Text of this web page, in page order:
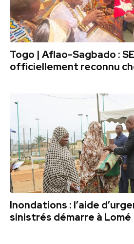
Togo | Aflao-Sagbado :
officiellement reconnu
Inondations : l’aide
sinistrés démarre à Lomé